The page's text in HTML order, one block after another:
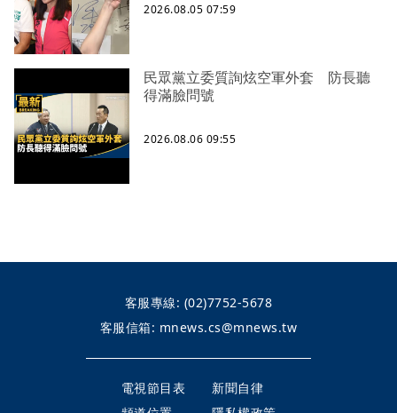
2026.08.05 07:59
民眾黨立委質詢炫空軍外套 防長聽
得滿臉問號
2026.08.06 09:55
客服專線: (02)7752-5678
客服信箱: mnews.cs@mnews.tw
電視節目表
新聞自律